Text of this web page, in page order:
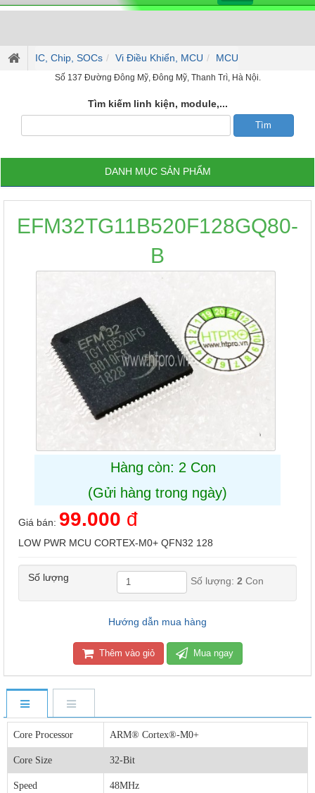
IC, Chip, SOCs Vi Điều Khiển, MCU MCU
Số 137 Đường Đông Mỹ, Đông Mỹ, Thanh Trì, Hà Nội.
Tìm kiếm linh kiện, module,...
DANH MỤC SẢN PHẨM
EFM32TG11B520F128GQ80-
B
Hàng còn: 2 Con
(Gửi hàng trong ngày)
Giá bán: 99.000 đ
LOW PWR MCU CORTEX-M0+ QFN32 128
Số lượng Số lượng: 2 Con
Hướng dẫn mua hàng
Thêm vào giỏ Mua ngay
Core Processor ARM® Cortex®-M0+
Core Size 32-Bit
Speed 48MHz